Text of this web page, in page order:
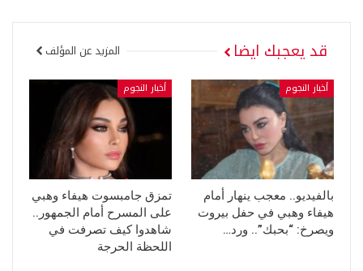
قد يعجبك ايضا المزيد عن المؤلف
أخبار النجوم
بالفيديو.. معجب ينهار أمام
هيفاء وهبي في حفل بيروت
ويصرخ: “بحبك”.. ورد…
أخبار النجوم
تمزق جامبسوت هيفاء وهبي
على المسرح أمام الجمهور..
شاهدوا كيف تصرفت في
اللحظة الحرجة